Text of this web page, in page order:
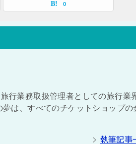
0
行業務取扱管理者としての旅行業
は、すべてのチケットショップの
執筆記事